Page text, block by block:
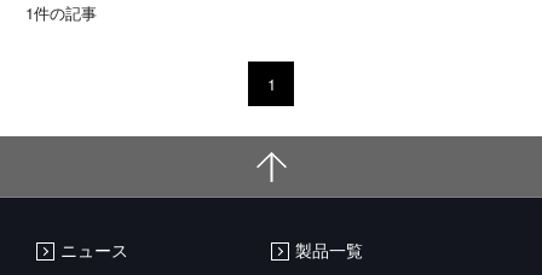
1件の記事
1
ニュース
製品一覧